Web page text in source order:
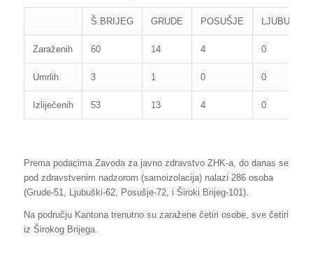
Š.BRIJEG GRUDE POSUŠJE LJUBUŠKI
Zaraženih 60 14 4 0
Umrlih 3 1 0 0
Izliječenih 53 13 4 0
Prema podacima Zavoda za javno zdravstvo ZHK-a, do danas se
pod zdravstvenim nadzorom (samoizolacija) nalazi 286 osoba
(Grude-51, Ljubuški-62, Posušje-72, i Široki Brijeg-101).
Na području Kantona trenutno su zaražene četiri osobe, sve četiri
iz Širokog Brijega.